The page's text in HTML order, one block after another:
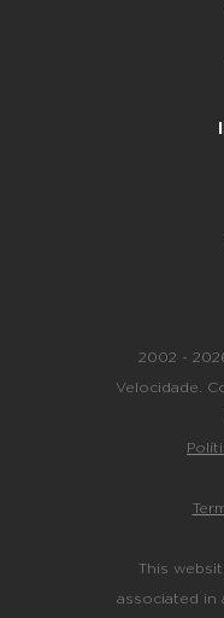
2002 -
Velocidade.
This
associated in